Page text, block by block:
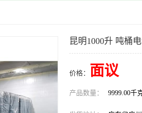
昆明1000升 吨桶
价格： 面议
产品数量： 9999.00千